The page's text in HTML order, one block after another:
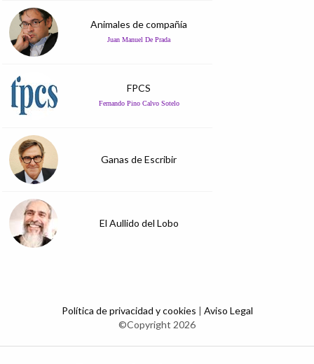
Animales de compañía
Juan Manuel De Prada
FPCS
Fernando Pino Calvo Sotelo
Ganas de Escribir
El Aullido del Lobo
Política de privacidad y cookies | Aviso Legal
©Copyright 2026